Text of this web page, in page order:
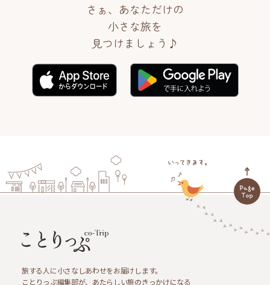
さぁ、あなただけの
小さな旅を
見つけましょう♪
旅する人に小さなしあわせをお届けします。
ことりっぷ編集部が、あたらしい旅のきっかけになる